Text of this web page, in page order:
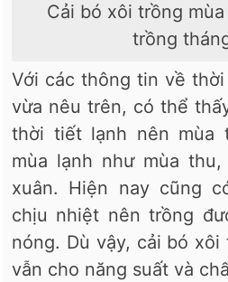
Cải bó xôi trồng
trồng
Với các thông tin về
vừa nêu trên, có thể
thời tiết lạnh nên mùa
mùa lạnh như mùa
xuân. Hiện nay cũng
chịu nhiệt nên trồng
nóng. Dù vậy, cải bó xôi
vẫn cho năng suất và